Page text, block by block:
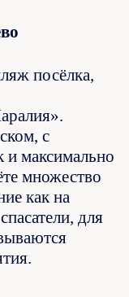
посёлка,
с
максимально
множество
как на
для